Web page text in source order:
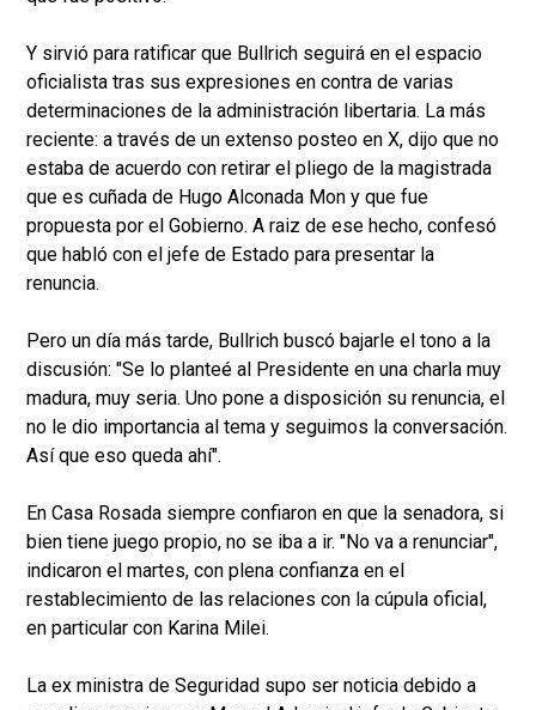
Y sirvió para ratificar que Bullrich seguirá en el espacio
oficialista tras sus expresiones en contra de varias
determinaciones de la administración libertaria. La más
reciente: a través de un extenso posteo en X, dijo que no
estaba de acuerdo con retirar el pliego de la magistrada
que es cuñada de Hugo Alconada Mon y que fue
propuesta por el Gobierno. A raiz de ese hecho, confesó
que habló con el jefe de Estado para presentar la
renuncia.
Pero un día más tarde, Bullrich buscó bajarle el tono a la
discusión: "Se lo planteé al Presidente en una charla muy
madura, muy seria. Uno pone a disposición su renuncia, el
no le dio importancia al tema y seguimos la conversación.
Así que eso queda ahí".
En Casa Rosada siempre confiaron en que la senadora, si
bien tiene juego propio, no se iba a ir. "No va a renunciar",
indicaron el martes, con plena confianza en el
restablecimiento de las relaciones con la cúpula oficial,
en particular con Karina Milei.
La ex ministra de Seguridad supo ser noticia debido a